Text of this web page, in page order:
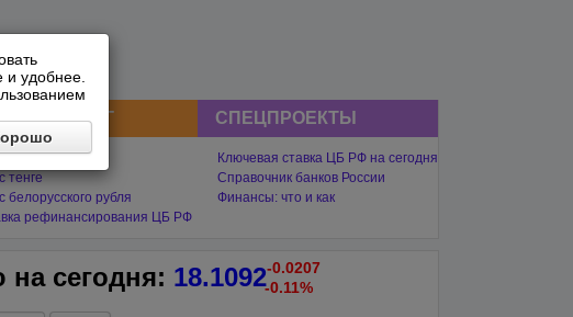
и удобнее.
СНГ
гривны
тенге
белорусского рубля
рефинансирования ЦБ РФ
СПЕЦПРОЕКТЫ
Ключевая ставка ЦБ РФ на сегодня
Справочник банков России
Финансы: что и как
на сегодня: 18.1092-0.0207
-0.11%